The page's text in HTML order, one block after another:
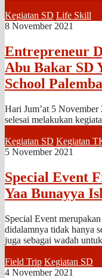
Kegiatan SD Life Skill
8 November 2021
Entrepreneur
Abu Bakar SD
School
Hari Jum’at 5
selesai melakukan
Kegiatan SD Kegiatan
5 November 2021
Special Event
Yaa Bunayya
Special Event
didalamnya tidak hanya
juga sebagai wadah
Field Trip Kegiatan SD
4 November 2021